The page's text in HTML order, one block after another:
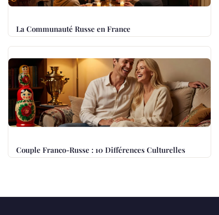
La Communauté Russe en France
Couple Franco-Russe : 10 Différences Culturelles